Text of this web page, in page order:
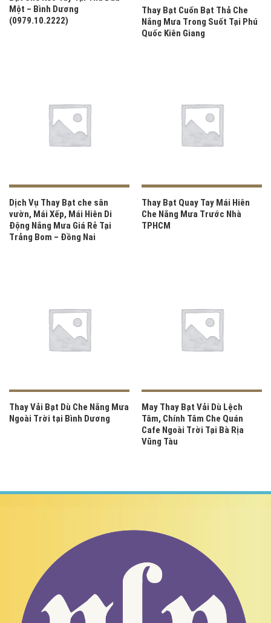
Một – Bình Dương
(0979.10.2222)
Thay Bạt Cuốn Bạt Thả Che
Nắng Mưa Trong Suốt Tại Phú
Quốc Kiên Giang
Dịch Vụ Thay Bạt che sân
vườn, Mái Xếp, Mái Hiên Di
Động Nắng Mưa Giá Rẻ Tại
Trảng Bom – Đồng Nai
Thay Bạt Quay Tay Mái Hiên
Che Nắng Mưa Trước Nhà
TPHCM
Thay Vải Bạt Dù Che Nắng Mưa
Ngoài Trời tại Bình Dương
May Thay Bạt Vải Dù Lệch
Tâm, Chính Tâm Che Quán
Cafe Ngoài Trời Tại Bà Rịa
Vũng Tàu